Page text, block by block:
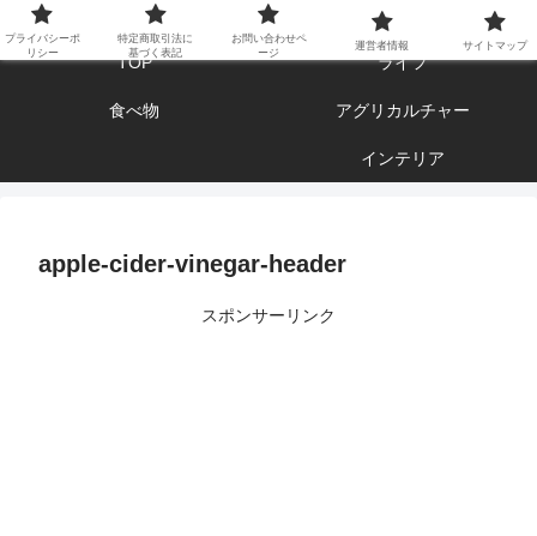
エンジョイ ブログライフ
TOP ライフ
食べ物 アグリカルチャー
インテリア
apple-cider-vinegar-header
スポンサーリンク
プライバシーポ
リシー
特定商取引法に
基づく表記
お問い合わせペ
ージ
運営者情報 サイトマップ